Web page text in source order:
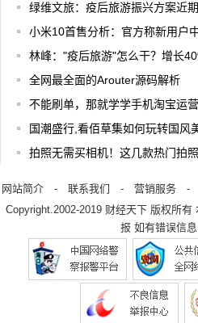
绿维文旅：疫后旅游振兴方案近
小米10首售分析：官方称新用户
林峰："疫后旅游"怎么干？增长
全网最全面的Arouter源码解析
不能刷单，那就学学手机淘宝运
国潮盛行,看佰草集如何玩转国风
拍照无需买相机！这几款热门拍
网站简介 - 联系我们 - 营销服务 -
Copyright.2002-2019 财经天下 版权所有
报 如有错误信